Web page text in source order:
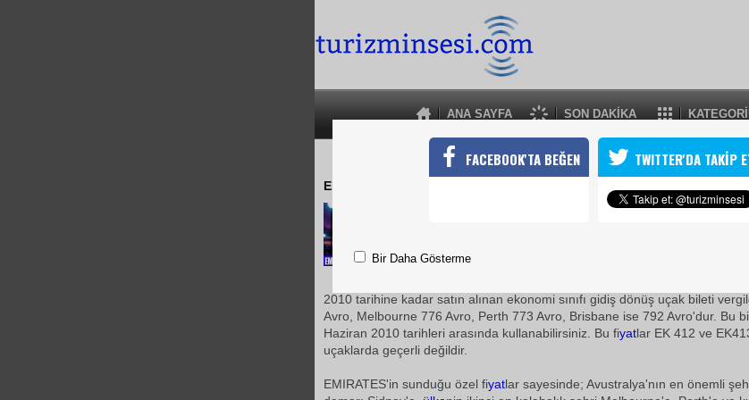
ANA SAYFA SON DAKİKA
EMIRATES İLE UZAKLAR YAKIN OLUYOR
EMIRATES Havayolları; Sidney, Melbourne, Perth, Brisbane'e çok
Dubai
nın en uç noktasına kadar uçmak şimdi
2010 tarihine kadar satın alınan ekonomi sınıfı gidiş dönüş uçak bileti
Avro, Melbourne 776 Avro, Perth 773 Avro, Brisbane ise 792 Avro'dur. Bu
Haziran 2010 tarihleri arasında kullanabilirsiniz. Bu fiyatlar EK 412 ve
uçaklarda geçerli değildir.
EMIRATES'in sunduğu özel fiyatlar sayesinde; Avustralya'nın en önemli
FACEBOOK'TA BEĞEN TWITTER'DA TAKİP
Bir Daha Gösterme